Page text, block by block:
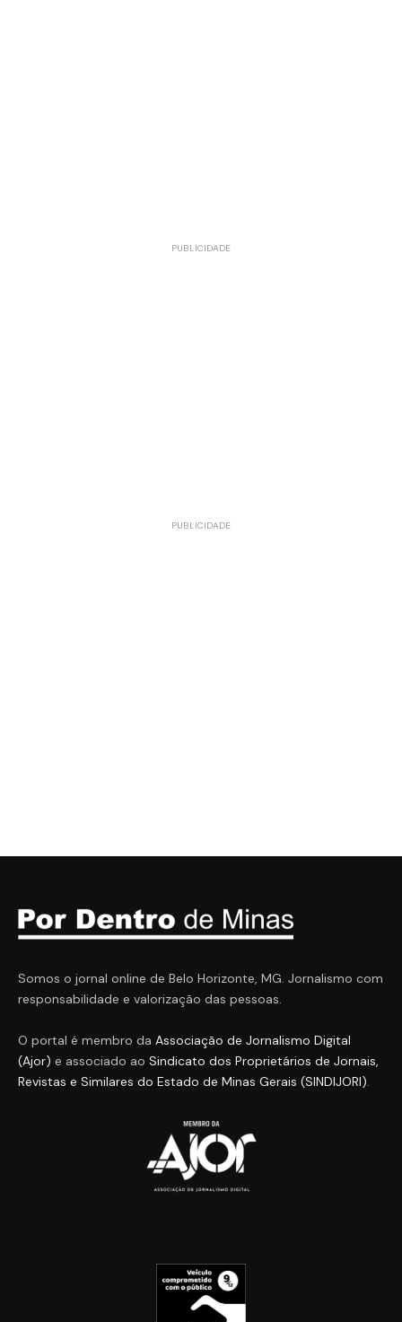
Somos o jornal online de Belo Horizonte, MG. Jornalismo com
responsabilidade e valorização das pessoas.
O portal é membro da Associação de Jornalismo Digital
(Ajor) e associado ao Sindicato dos Proprietários de Jornais,
Revistas e Similares do Estado de Minas Gerais (SINDIJORI).